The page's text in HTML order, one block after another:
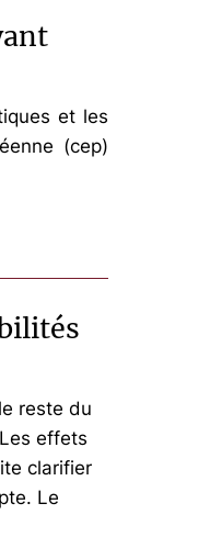
et les
(cep)
reste du
effets
clarifier
Le